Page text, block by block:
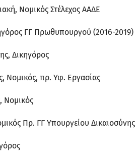
Νομικός Στέλεχος ΑΑΔΕ
ΓΓ Πρωθυπουργού (2016-2019)
Δικηγόρος
Νομικός, πρ. Υφ. Εργασίας
Νομικός
Πρ. ΓΓ Υπουργείου Δικαιοσύνης